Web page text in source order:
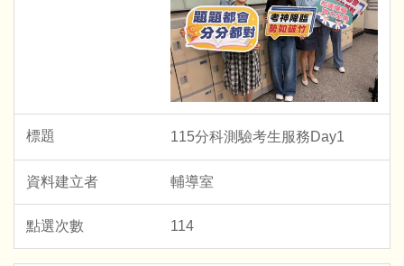
115分科測驗考生服務Day1
輔導室
114